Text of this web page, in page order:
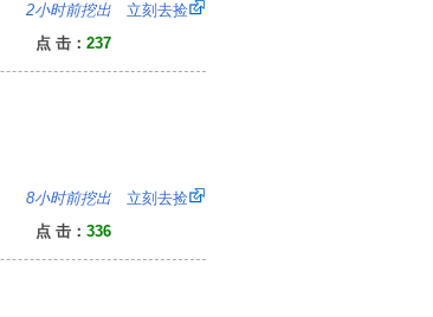
2小时前挖出 立刻去捡
点 击： 237
8小时前挖出 立刻去捡
点 击： 336